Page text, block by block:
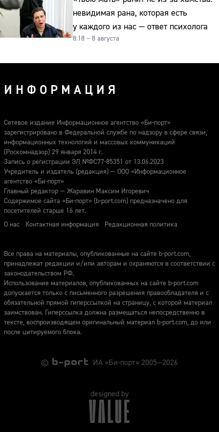
невидимая рана, которая есть
у каждого из нас — ответ психолога
8:18 – 8 августа
ИНФОРМАЦИЯ
Сетевое издание Информационное агентство «Би-порт»
зарегистрировано в Федеральной службе по надзору в сфере связи,
информационных технологий и массовых коммуникаций
(Роскомнадзор) 29 января 2014 г.
Запись о регистрации ЭЛ №ФС77-85351 от 13.06.2023
Учредитель и издатель (редакция) — ООО «Информационное
агентство «Би-порт»
Главный редактор — Жаравин Максим Игоревич
Содержимое сайта «Би-порт» (b-port.com) предназначено для
посетителей старше 16 лет.
О нас
Контактная информация Редакционная политика
Все права на материалы, опубликованные на сайте b-port.com,
принадлежат редакции и/или авторам и охраняются в соответствии с
законодательством РФ.
Использование материалов, опубликованных на сайте b-port.com
допускается только с письменного разрешения правообладателя и с
обязательной прямой гиперссылкой на страницу, с которой материал
заимствован. Гиперссылка должна размещаться непосредственно в
тексте, воспроизводящем оригинальный материал b-port.com, до или
после цитируемого блока.
© ИА «Би-порт» 2005—2026
designed by